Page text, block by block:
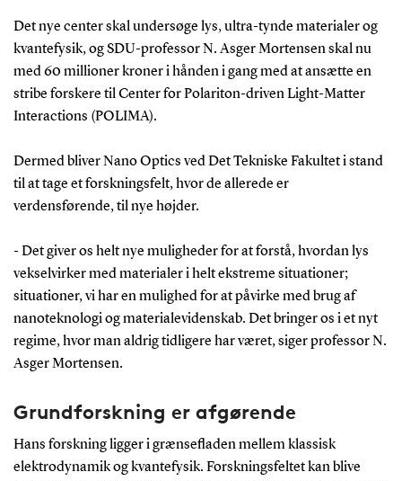
Det nye center skal undersøge lys, ultra-tynde materialer og
kvantefysik, og SDU-professor N. Asger Mortensen skal nu
med 60 millioner kroner i hånden i gang med at ansætte en
stribe forskere til Center for Polariton-driven Light-Matter
Interactions (POLIMA).
Dermed bliver Nano Optics ved Det Tekniske Fakultet i stand
til at tage et forskningsfelt, hvor de allerede er
verdensførende, til nye højder.
- Det giver os helt nye muligheder for at forstå, hvordan lys
vekselvirker med materialer i helt ekstreme situationer;
situationer, vi har en mulighed for at påvirke med brug af
nanoteknologi og materialevidenskab. Det bringer os i et nyt
regime, hvor man aldrig tidligere har været, siger professor N.
Asger Mortensen.
Grundforskning er afgørende
Hans forskning ligger i grænsefladen mellem klassisk
elektrodynamik og kvantefysik. Forskningsfeltet kan blive